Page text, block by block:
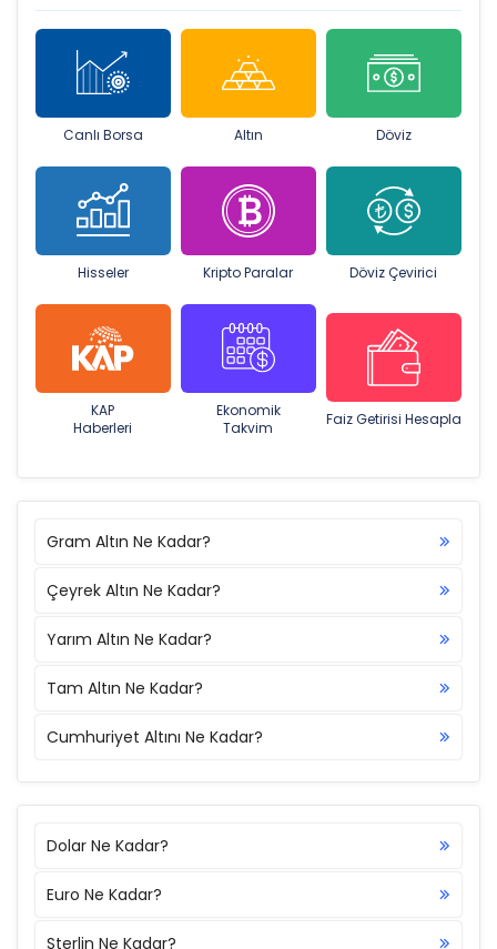
Canlı Borsa Altın Döviz
Hisseler Kripto Paralar Döviz Çevirici
KAP
Haberleri
Ekonomik
Takvim
Faiz Getirisi Hesapla
Gram Altın Ne Kadar?
Çeyrek Altın Ne Kadar?
Yarım Altın Ne Kadar?
Tam Altın Ne Kadar?
Cumhuriyet Altını Ne Kadar?
Dolar Ne Kadar?
Euro Ne Kadar?
Sterlin Ne Kadar?